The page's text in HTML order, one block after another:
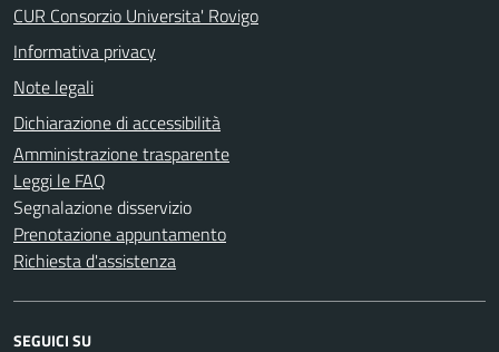
CUR Consorzio Universita' Rovigo
Informativa privacy
Note legali
Dichiarazione di accessibilità
Amministrazione trasparente
Leggi le FAQ
Segnalazione disservizio
Prenotazione appuntamento
Richiesta d'assistenza
SEGUICI SU